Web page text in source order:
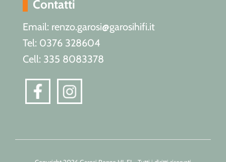
Contatti
Email: renzo.garosi@garosihifi.it
Tel: 0376 328604
Cell: 335 8083378